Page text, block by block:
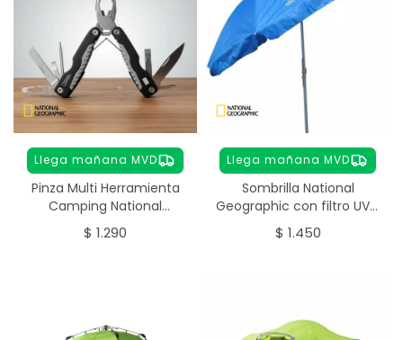
Llega mañana MVD
Pinza Multi Herramienta
Camping National
Geographic 10 en 1
$ 1.290
Llega mañana MVD
Sombrilla National
Geographic con filtro UV -
Azul
$ 1.450